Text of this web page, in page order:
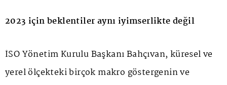
2023 için beklentiler aynı iyimserlikte değil
İSO Yönetim Kurulu Başkanı Bahçıvan, küresel ve
yerel ölçekteki birçok makro göstergenin ve